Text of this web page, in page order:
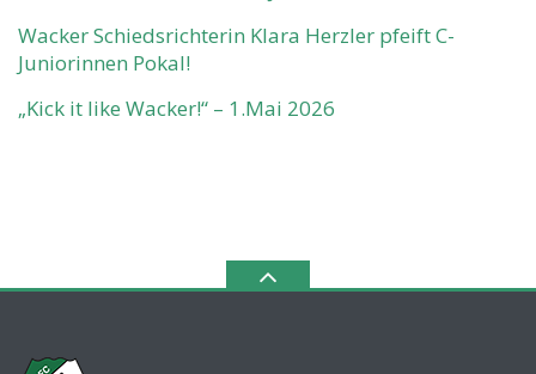
Wacker Schiedsrichterin Klara Herzler pfeift C-
Juniorinnen Pokal!
„Kick it like Wacker!“ – 1.Mai 2026